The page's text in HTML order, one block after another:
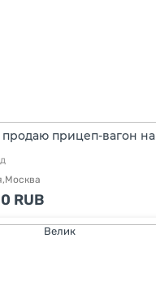
прицеп-вагон на
Москва
RUB